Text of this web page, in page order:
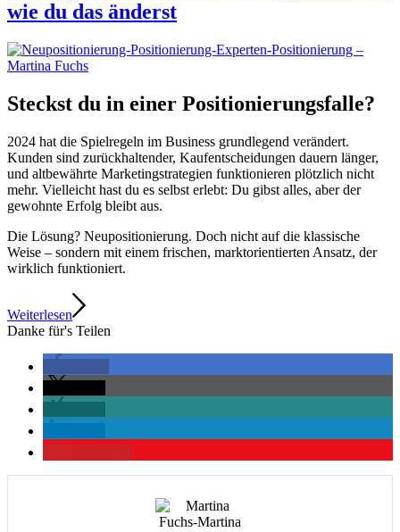
wie du das änderst
Steckst du in einer Positionierungsfalle?
2024 hat die Spielregeln im Business grundlegend verändert.
Kunden sind zurückhaltender, Kaufentscheidungen dauern länger,
und altbewährte Marketingstrategien funktionieren plötzlich nicht
mehr. Vielleicht hast du es selbst erlebt: Du gibst alles, aber der
gewohnte Erfolg bleibt aus.
Die Lösung? Neupositionierung. Doch nicht auf die klassische
Weise – sondern mit einem frischen, marktorientierten Ansatz, der
wirklich funktioniert.
Weiterlesen
Danke für's Teilen